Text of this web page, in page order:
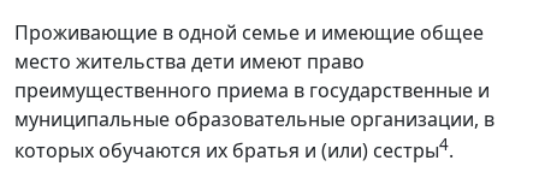
Проживающие в одной семье и имеющие общее
место жительства дети имеют право
преимущественного приема в государственные и
муниципальные образовательные организации, в
которых обучаются их братья и (или) сестры4.